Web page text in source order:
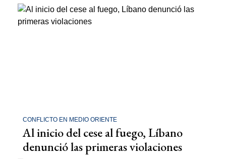
CONFLICTO EN MEDIO ORIENTE
Al inicio del cese al fuego, Líbano
denunció las primeras violaciones